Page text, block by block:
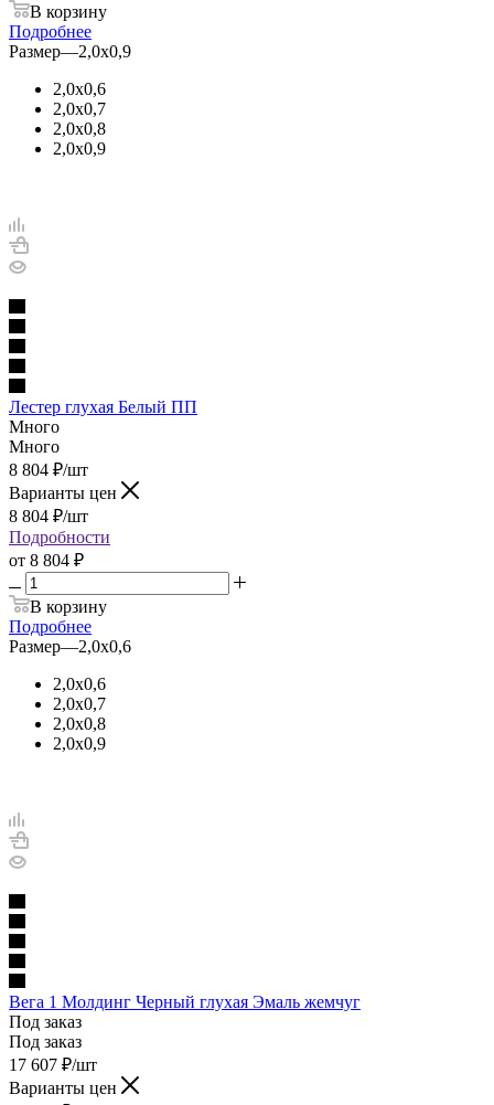
В корзину
Подробнее
Размер—2,0х0,9
2,0х0,6
2,0х0,7
2,0х0,8
2,0х0,9
Лестер глухая Белый ПП
Много
Много
8 804 ₽/шт
Варианты цен
8 804 ₽/шт
Подробности
от 8 804 ₽
В корзину
Подробнее
Размер—2,0х0,6
2,0х0,6
2,0х0,7
2,0х0,8
2,0х0,9
Вега 1 Молдинг Черный глухая Эмаль жемчуг
Под заказ
Под заказ
17 607 ₽/шт
Варианты цен